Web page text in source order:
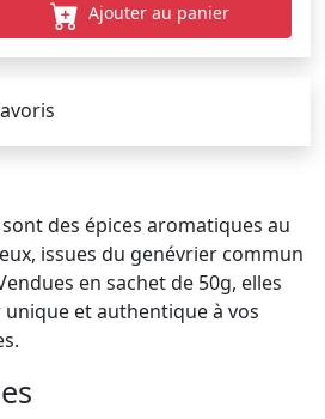
Ajouter au panier
des épices aromatiques au
issues du genévrier commun
en sachet de 50g, elles
et authentique à vos